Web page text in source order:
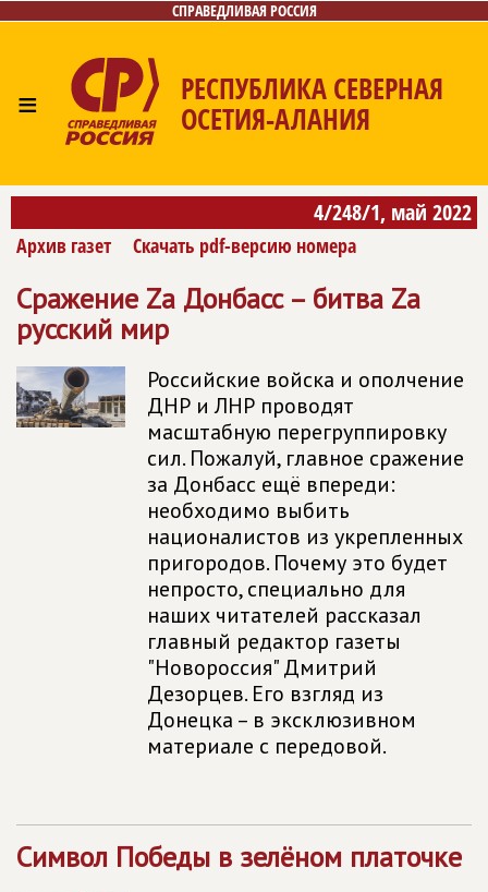
СПРАВЕДЛИВАЯ РОССИЯ
≡ РЕСПУБЛИКА СЕВЕРНАЯ
ОСЕТИЯ-АЛАНИЯ
Главная Новости Лица Фото/Видео
Газета
Контакты
4/248/1, май 2022
Архив газет Скачать pdf-версию номера
Сражение Zа Донбасс – битва Zа
русский мир
Российские войска и ополчение
ДНР и ЛНР проводят
масштабную перегруппировку
сил. Пожалуй, главное сражение
за Донбасс ещё впереди:
необходимо выбить
националистов из укрепленных
пригородов. Почему это будет
непросто, специально для
наших читателей рассказал
главный редактор газеты
"Новороссия" Дмитрий
Дезорцев. Его взгляд из
Донецка – в эксклюзивном
материале с передовой.
Символ Победы в зелёном платочке